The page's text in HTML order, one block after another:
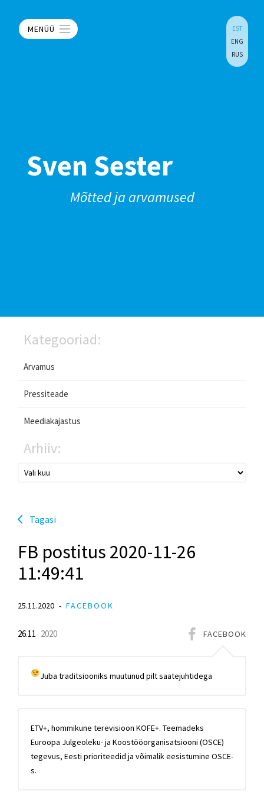
MENÜÜ
EST
ENG
RUS
Sven Sester
Mõtted ja arvamused
Kategooriad:
Arvamus
Pressiteade
Meediakajastus
Arhiiv:
Tagasi
FB postitus 2020-11-26
11:49:41
25.11.2020 FACEBOOK
FACEBOOK
26.11 2020
Juba traditsiooniks muutunud pilt saatejuhtidega
ETV+, hommikune terevisioon KOFE+. Teemadeks
Euroopa Julgeoleku- ja Koostööorganisatsiooni (OSCE)
tegevus, Eesti prioriteedid ja võimalik eesistumine OSCE-
s.